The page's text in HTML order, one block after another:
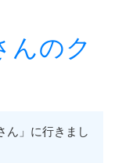
のク
ん」に行きまし